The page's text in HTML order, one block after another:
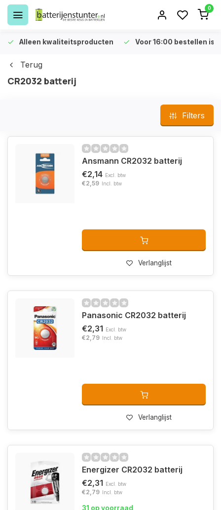
0
Alleen kwaliteitsproducten Voor 16:00 bestellen is
Terug
CR2032 batterij
Filters
Ansmann CR2032 batterij
€2,14 Excl. btw
€2,59 Incl. btw
Verlanglijst
Panasonic CR2032 batterij
€2,31 Excl. btw
€2,79 Incl. btw
Verlanglijst
Energizer CR2032 batterij
€2,31 Excl. btw
€2,79 Incl. btw
31 op voorraad